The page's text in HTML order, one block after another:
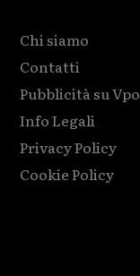
Chi siamo
Contatti
Pubblicità su
Info Legali
Privacy Policy
Cookie Policy